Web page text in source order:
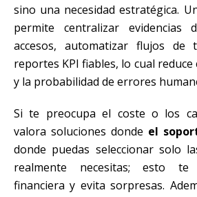
sino una necesidad estratégica.
permite centralizar evidencias
accesos, automatizar flujos de
reportes KPI fiables, lo cual
y la probabilidad de errores
Si te preocupa el coste o los
valora soluciones donde el
donde puedas seleccionar solo
realmente necesitas; esto te
financiera y evita sorpresas.